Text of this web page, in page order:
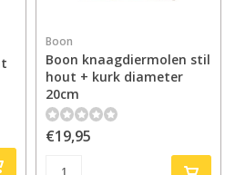
Boon
Boon knaagdiermolen stil
hout + kurk diameter
20cm
€19,95